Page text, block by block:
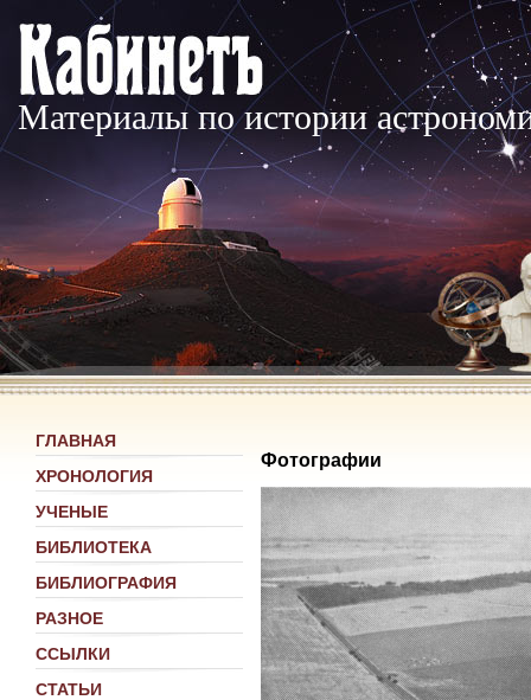
Материалы по истории
ГЛАВНАЯ
ХРОНОЛОГИЯ
УЧЕНЫЕ
БИБЛИОТЕКА
БИБЛИОГРАФИЯ
РАЗНОЕ
ССЫЛКИ
СТАТЬИ
Фотографии